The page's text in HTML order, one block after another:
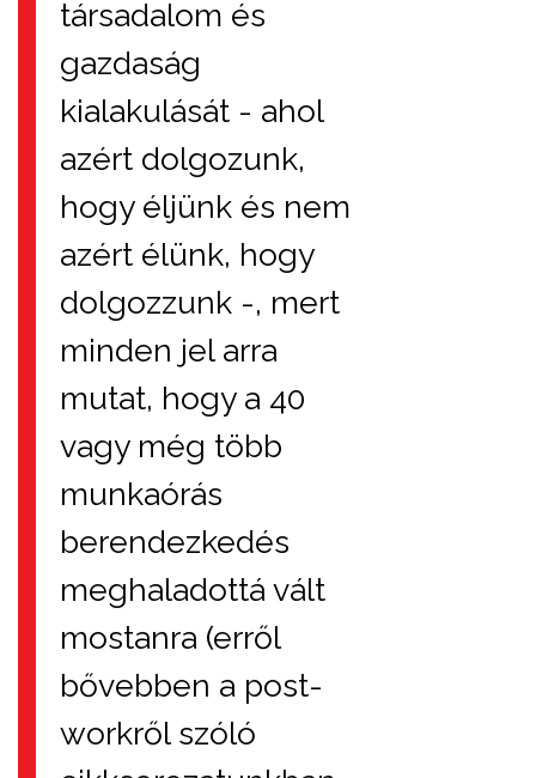
társadalom és
gazdaság
kialakulását - ahol
azért dolgozunk,
hogy éljünk és nem
azért élünk, hogy
dolgozzunk -, mert
minden jel arra
mutat, hogy a 40
vagy még több
munkaórás
berendezkedés
meghaladottá vált
mostanra (erről
bővebben a post-
workről szóló